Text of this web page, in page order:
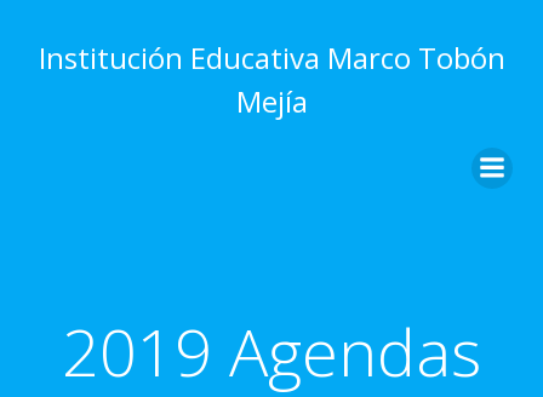
al
contenido
Institución Educativa Marco Tobón
Mejía
2019 Agendas